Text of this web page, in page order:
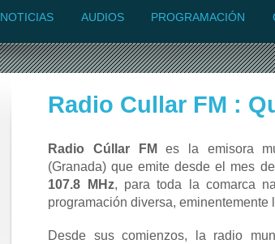
NOTICIAS AUDIOS PROGRAMACIÓN
Radio Cullar FM :
Radio Cúllar FM es la emisora
(Granada) que emite desde el mes
107.8 MHz, para toda la comarca
programación diversa,
Desde sus comienzos, la radio